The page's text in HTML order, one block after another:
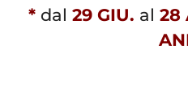
* dal 29 GIU. al 28